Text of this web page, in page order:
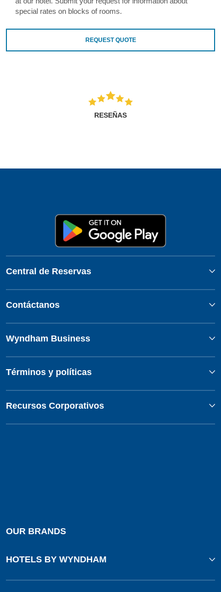
special rates on blocks of rooms.
REQUEST QUOTE
RESEÑAS
Central de Reservas
Contáctanos
Wyndham Business
Términos y políticas
Recursos Corporativos
OUR BRANDS
HOTELS BY WYNDHAM